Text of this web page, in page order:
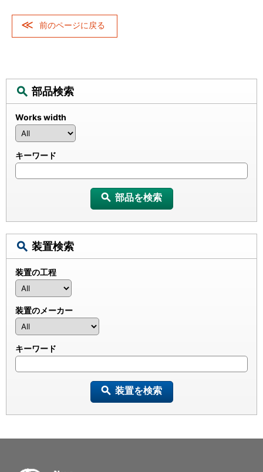
前のページに戻る
部品検索
Works width
キーワード
部品を検索
装置検索
装置の工程
装置のメーカー
キーワード
装置を検索